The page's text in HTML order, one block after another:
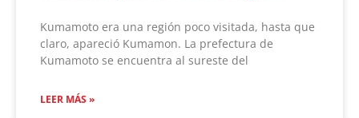
Kumamoto era una región poco visitada, hasta que
claro, apareció Kumamon. La prefectura de
Kumamoto se encuentra al sureste del
LEER MÁS »